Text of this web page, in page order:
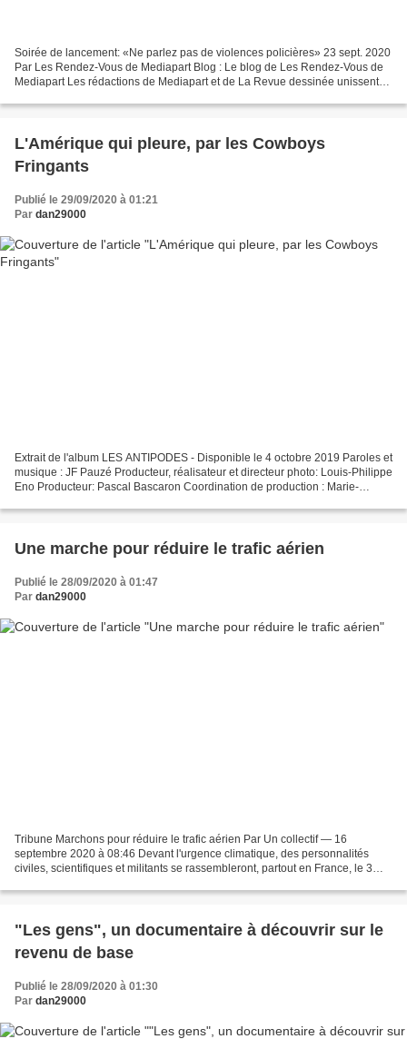
Soirée de lancement: «Ne parlez pas de violences policières» 23 sept. 2020
Par Les Rendez-Vous de Mediapart Blog : Le blog de Les Rendez-Vous de
Mediapart Les rédactions de Mediapart et de La Revue dessinée unissent
L'Amérique qui pleure, par les Cowboys
Fringants
Publié le 29/09/2020 à 01:21
Par dan29000
Extrait de l'album LES ANTIPODES - Disponible le 4 octobre 2019 Paroles et
musique : JF Pauzé Producteur, réalisateur et directeur photo: Louis-Philippe
Eno Producteur: Pascal Bascaron Coordination de production : Marie-
Une marche pour réduire le trafic aérien
Publié le 28/09/2020 à 01:47
Par dan29000
Tribune Marchons pour réduire le trafic aérien Par Un collectif — 16
septembre 2020 à 08:46 Devant l'urgence climatique, des personnalités
civiles, scientifiques et militants se rassembleront, partout en France, le 3
"Les gens", un documentaire à découvrir sur le
revenu de base
Publié le 28/09/2020 à 01:30
Par dan29000